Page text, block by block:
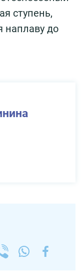
ступень,
наплаву до